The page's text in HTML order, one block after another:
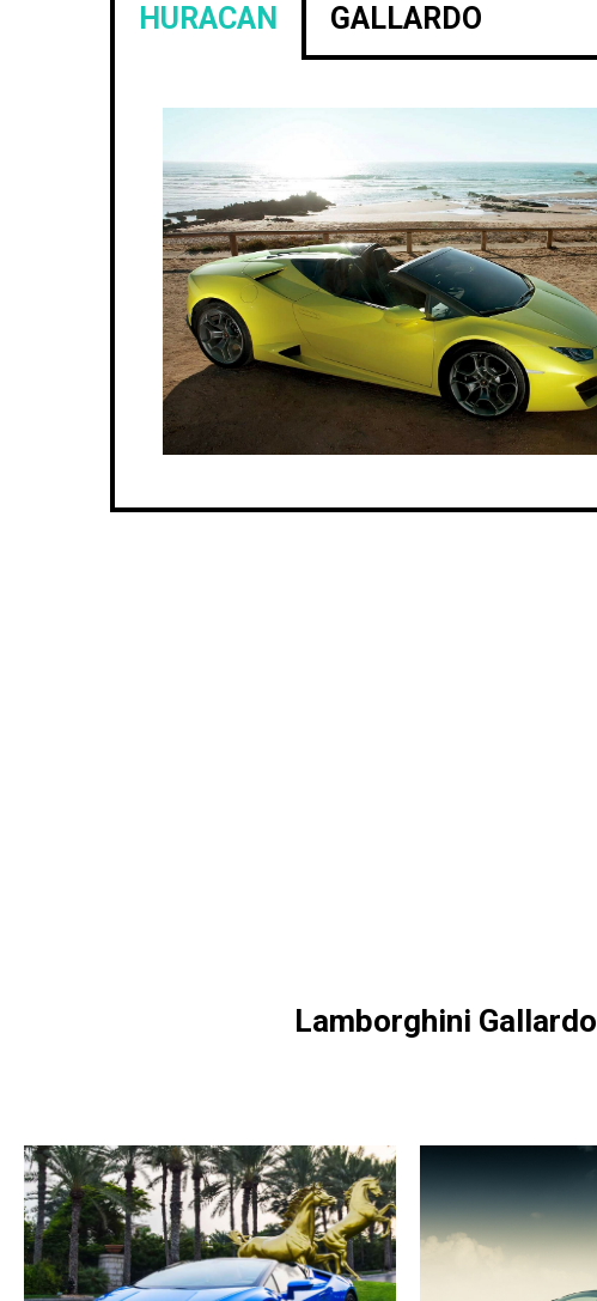
HURACAN GALLARDO
Lamborghini Gallardo